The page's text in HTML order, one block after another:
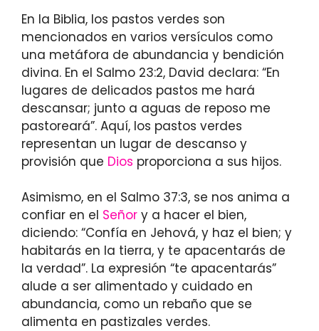
En la Biblia, los pastos verdes son
mencionados en varios versículos como
una metáfora de abundancia y bendición
divina. En el Salmo 23:2, David declara: “En
lugares de delicados pastos me hará
descansar; junto a aguas de reposo me
pastoreará”. Aquí, los pastos verdes
representan un lugar de descanso y
provisión que Dios proporciona a sus hijos.
Asimismo, en el Salmo 37:3, se nos anima a
confiar en el Señor y a hacer el bien,
diciendo: “Confía en Jehová, y haz el bien; y
habitarás en la tierra, y te apacentarás de
la verdad”. La expresión “te apacentarás”
alude a ser alimentado y cuidado en
abundancia, como un rebaño que se
alimenta en pastizales verdes.